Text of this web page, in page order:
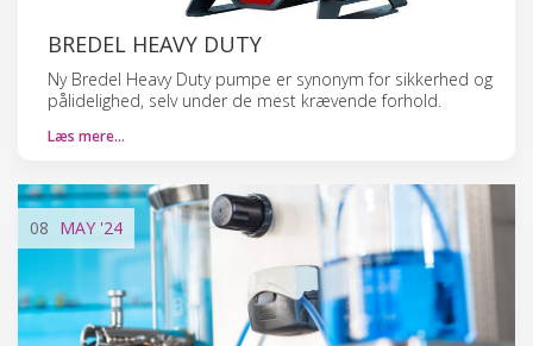
BREDEL HEAVY DUTY
Ny Bredel Heavy Duty pumpe er synonym for sikkerhed og
pålidelighed, selv under de mest krævende forhold.
Læs mere…
08 MAY '24